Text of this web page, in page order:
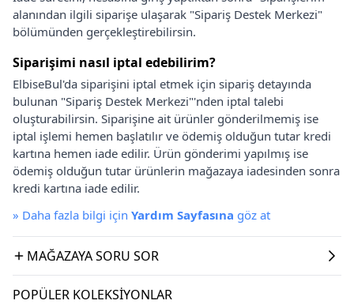
alanından ilgili siparişe ulaşarak "Sipariş Destek Merkezi"
bölümünden gerçekleştirebilirsin.
Siparişimi nasıl iptal edebilirim?
ElbiseBul'da siparişini iptal etmek için sipariş detayında
bulunan "Sipariş Destek Merkezi"'nden iptal talebi
oluşturabilirsin. Siparişine ait ürünler gönderilmemiş ise
iptal işlemi hemen başlatılır ve ödemiş olduğun tutar kredi
kartına hemen iade edilir. Ürün gönderimi yapılmış ise
ödemiş olduğun tutar ürünlerin mağazaya iadesinden sonra
kredi kartına iade edilir.
» Daha fazla bilgi için Yardım Sayfasına göz at
MAĞAZAYA SORU SOR
POPÜLER KOLEKSIYONLAR